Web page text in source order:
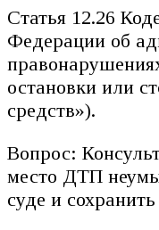
Статья 12.26
Федерации об
остановки или
средств»).
Вопрос:
место ДТП
суде и